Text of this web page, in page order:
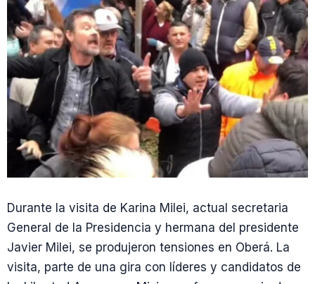
Durante la visita de Karina Milei, actual secretaria
General de la Presidencia y hermana del presidente
Javier Milei, se produjeron tensiones en Oberá. La
visita, parte de una gira con líderes y candidatos de